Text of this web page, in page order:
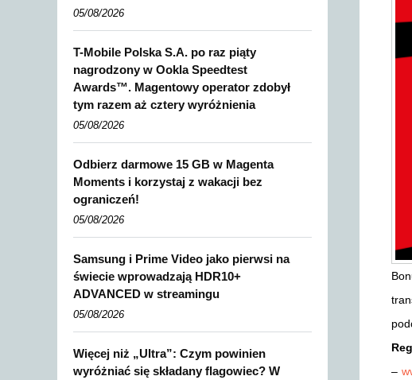
–
05/08/2026
T-Mobile Polska S.A. po raz piąty
nagrodzony w Ookla Speedtest
Awards™. Magentowy operator zdobył
tym razem aż cztery wyróżnienia
05/08/2026
Odbierz darmowe 15 GB w Magenta
Moments i korzystaj z wakacji bez
ograniczeń!
05/08/2026
Samsung i Prime Video jako pierwsi na
świecie wprowadzają HDR10+
ADVANCED w streamingu
05/08/2026
Więcej niż „Ultra”: Czym powinien
wyróżniać się składany flagowiec? W